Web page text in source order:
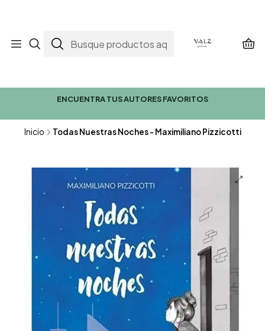
ENCUENTRA TUS AUTORES FAVORITOS
Inicio Todas Nuestras Noches - Maximiliano Pizzicotti